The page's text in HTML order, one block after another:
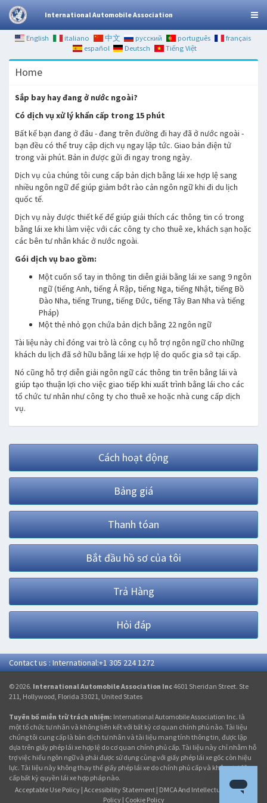
International Automobile Association
English italiano 中文 русский português
français
español
Deutsch Tiếng Việt
Home
Sắp bay hay đang ở nước ngoài?
Có dịch vụ xử lý khẩn cấp trong 15 phút
Bất kể bạn đang ở đâu - đang trên đường đi hay đã ở nước ngoài -
bạn đều có thể truy cập dịch vụ ngay lập tức. Giao bản điện tử
trong vài phút. Bản in được gửi đi ngay trong ngày.
Dịch vụ của chúng tôi cung cấp bản dịch bằng lái xe hợp lệ sang
nhiều ngôn ngữ để giúp giảm bớt rào cản ngôn ngữ khi đi du lịch
quốc tế.
Dịch vụ này được thiết kế để giúp giải thích các thông tin có trong
bằng lái xe khi làm việc với các công ty cho thuê xe, khách sạn hoặc
các bên tư nhân khác ở nước ngoài.
Gói dịch vụ bao gồm:
Một cuốn sổ tay in thông tin diễn giải bằng lái xe sang 9 ngôn
ngữ (tiếng Anh, tiếng Ả Rập, tiếng Nga, tiếng Nhật, tiếng Bồ
Đào Nha, tiếng Trung, tiếng Đức, tiếng Tây Ban Nha và tiếng
Pháp)
Một thẻ nhỏ gọn chứa bản dịch bằng 22 ngôn ngữ
Tài liệu này chỉ đóng vai trò là công cụ hỗ trợ ngôn ngữ cho những
khách du lịch đã sở hữu bằng lái xe hợp lệ do quốc gia sở tại cấp.
Nó cũng hỗ trợ diễn giải ngôn ngữ các thông tin trên bằng lái và
giúp tạo thuận lợi cho việc giao tiếp khi xuất trình bằng lái cho các
tổ chức tư nhân như công ty cho thuê xe hoặc nhà cung cấp dịch
vụ.
Cách hoạt động
Bảng giá
Thanh tóan
Bắt đầu hồ sơ của tôi
Trả Hàng
Hỏi đáp
Contact us : International:+1 305 224 1272
© 2026. International Automobile Association Inc4601 Sheridan Street. Ste
211, Hollywood, Florida 33021, United States
Tuyên bố miễn trừ trách nhiệm: International Automobile Association Inc. là
một tổ chức tư nhân và không liên kết với bất kỳ cơ quan chính phủ nào. Tài liệu
chúng tôi cung cấp là bản dịch tư nhân và tài liệu mang tính thông tin, được lập
dựa trên giấy phép lái xe hợp lệ do cơ quan chính phủ cấp. Tài liệu này chỉ nhằm hỗ
trợ việc hiểu ngôn ngữ và phải được sử dụng cùng với giấy phép lái xe gốc còn hiệu
lực. Tài liệu này không thay thế giấy phép lái xe do chính phủ cấp và không tự động
cấp bất kỳ quyền lái xe hợp pháp nào.
Acceptable Use Policy| Accessibility Statement| DMCA And Intellectual Property
Policy| Cookie Policy